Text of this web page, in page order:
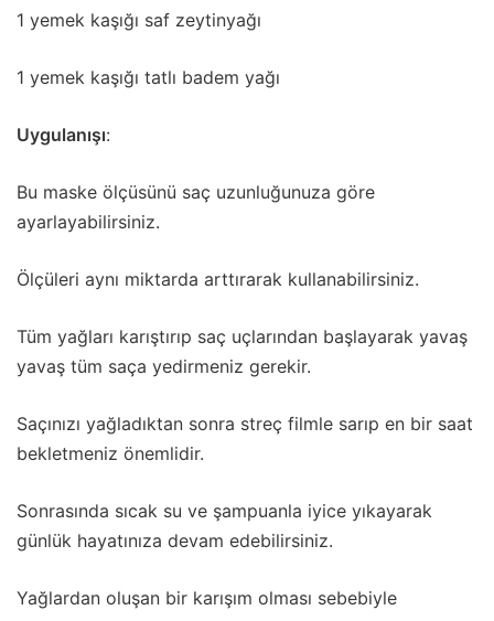
1 yemek kaşığı saf zeytinyağı
1 yemek kaşığı tatlı badem yağı
Uygulanışı:
Bu maske ölçüsünü saç uzunluğunuza göre
ayarlayabilirsiniz.
Ölçüleri aynı miktarda arttırarak kullanabilirsiniz.
Tüm yağları karıştırıp saç uçlarından başlayarak yavaş
yavaş tüm saça yedirmeniz gerekir.
Saçınızı yağladıktan sonra streç filmle sarıp en bir saat
bekletmeniz önemlidir.
Sonrasında sıcak su ve şampuanla iyice yıkayarak
günlük hayatınıza devam edebilirsiniz.
Yağlardan oluşan bir karışım olması sebebiyle